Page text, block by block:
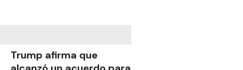
Trump afirma que